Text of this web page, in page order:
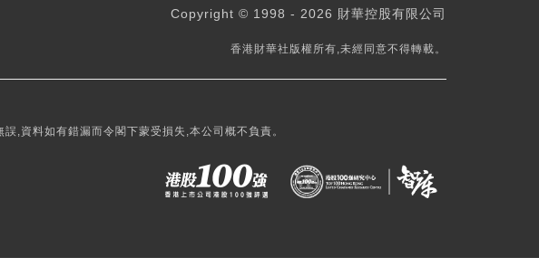
Copyright © 1998 - 2026 財華控股有限公司
香港財華社版權所有,未經同意不得轉載。
,資料如有錯漏而令閣下蒙受損失,本公司概不負責。